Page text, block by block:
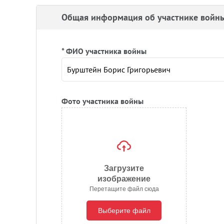
Общая информация об участнике
* ФИО участника войны
Фото участника войны
Загрузите
изображение
Перетащите файл сюда